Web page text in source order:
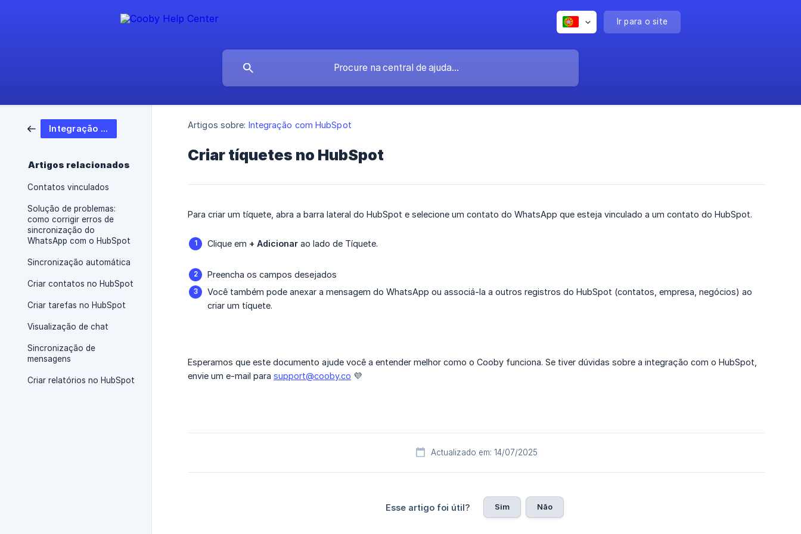
Ir para o site
Integração com HubSpot
Artigos relacionados
Contatos vinculados
Solução de problemas:
como corrigir erros de
sincronização do
WhatsApp com o HubSpot
Sincronização automática
Criar contatos no HubSpot
Criar tarefas no HubSpot
Visualização de chat
Sincronização de
mensagens
Criar relatórios no HubSpot
Artigos sobre: Integração com HubSpot
Criar tíquetes no HubSpot
Para criar um tíquete, abra a barra lateral do HubSpot e selecione um contato do WhatsApp que esteja vinculado a um contato do HubSpot.
Clique em + Adicionar ao lado de Tíquete.
Preencha os campos desejados
Você também pode anexar a mensagem do WhatsApp ou associá-la a outros registros do HubSpot (contatos, empresa, negócios) ao
criar um tíquete.
Esperamos que este documento ajude você a entender melhor como o Cooby funciona. Se tiver dúvidas sobre a integração com o HubSpot,
envie um e-mail para support@cooby.co 💜
Actualizado em: 14/07/2025
Esse artigo foi útil? Sim Não